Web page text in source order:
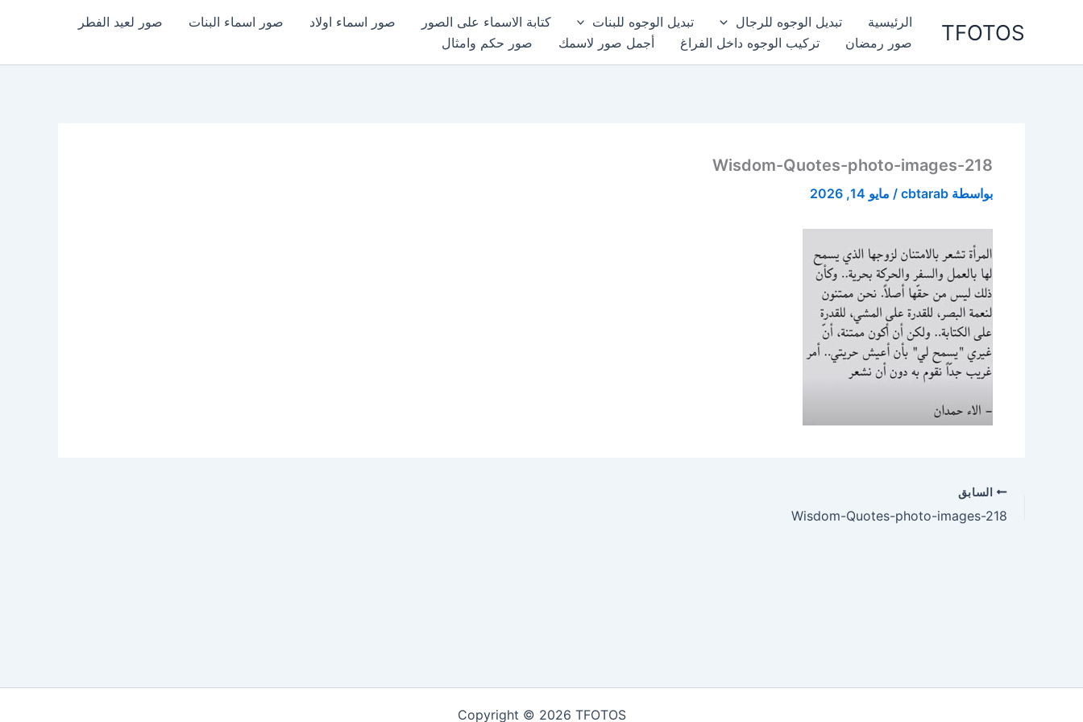
TFOTOS الرئيسية تبديل الوجوه للرجال تبديل الوجوه للبنات كتابة الاسماء على الصور صور اسماء اولاد صور اسماء البنات
صور لعيد الفطر
صور رمضان
تركيب الوجوه داخل الفراغ أجمل صور لاسمك صور حكم وامثال
Wisdom-Quotes-photo-images-218
بواسطة cbtarab
/ مايو 14, 2026
السابق
Wisdom-Quotes-photo-images-218
Copyright © 2026 TFOTOS